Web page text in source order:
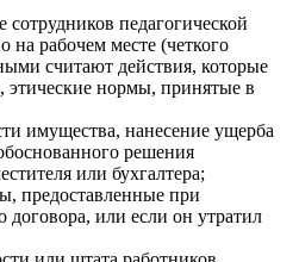
сотрудников педагогической
на рабочем месте (четкого
считают действия, которые
нормы, принятые в
имущества, нанесение ущерба
решения
или бухгалтера;
предоставленные при
договора, или если он утратил